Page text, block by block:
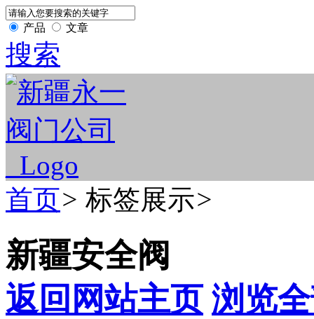
产品 文章
搜索
首页> 标签展示>
新疆安全阀
返回网站主页 浏览